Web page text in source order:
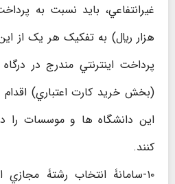
هزار ريال) به تفکيک هر يک از
پرداخت اينترنتي مندرج در
(بخش خريد كارت اعتباري)
اين دانشگاه ها و موسسات را
کنند.
۱۰-سامانۀ انتخاب رشتۀ